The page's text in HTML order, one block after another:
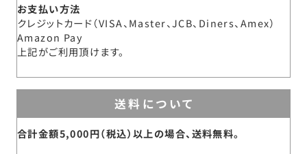
お支払い方法
クレジットカード（VISA、Master、JCB、Diners、Amex）
Amazon Pay
上記がご利用頂けます。
送料について
合計金額5,000円（税込）以上の場合、送料無料。